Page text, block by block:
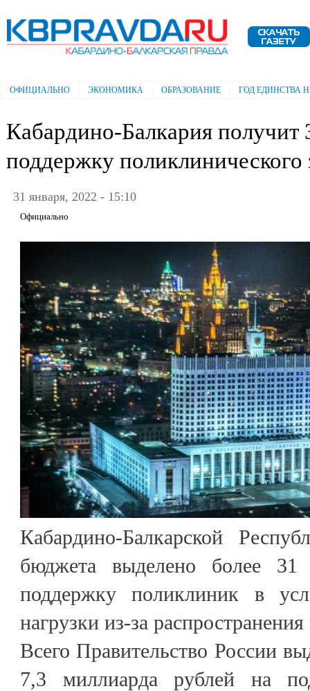
Электронная газета "Кабардино-
Балкарская правда"
Главное меню
ОФИЦИАЛЬНО ЭКОНОМИКА ОБРАЗОВАНИЕ ГОД ЕДИНСТВА
Кабардино-Балкария получит
поддержку поликлинического
31 января, 2022 - 15:10
Официально
Кабардино-Балкарской
бюджета выделено более
поддержку поликлиник в
нагрузки из-за
Всего Правительство России
7,3 миллиарда рублей на